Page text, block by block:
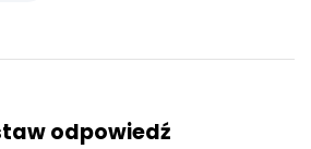
odpowiedź